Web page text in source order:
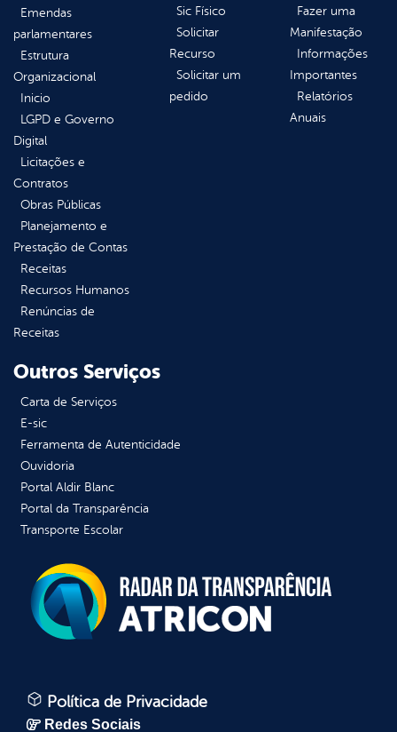
Emendas
parlamentares
Estrutura
Organizacional
Inicio
LGPD e Governo
Digital
Licitações e
Contratos
Obras Públicas
Planejamento e
Prestação de Contas
Receitas
Recursos Humanos
Renúncias de
Receitas
Sic Físico
Solicitar
Recurso
Solicitar um
pedido
Fazer uma
Manifestação
Informações
Importantes
Relatórios
Anuais
Outros Serviços
Carta de Serviços
E-sic
Ferramenta de Autenticidade
Ouvidoria
Portal Aldir Blanc
Portal da Transparência
Transporte Escolar
Política de Privacidade
Redes Sociais